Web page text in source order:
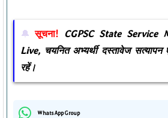
सूचना! CGPSC State Service
Live, चयनित अभ्यर्थी दस्तावेज सत्यापन
रहें।
WhatsApp Group